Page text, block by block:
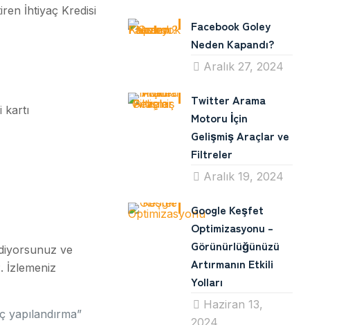
İhtiyaç Kredisi
kartı
ve
İzlemeniz
Facebook Goley
Neden Kapandı?
Aralık 27, 2024
Twitter Arama
Motoru İçin
Gelişmiş Araçlar ve
Filtreler
Aralık 19, 2024
Google Keşfet
Optimizasyonu –
Görünürlüğünüzü
Artırmanın Etkili
Yolları
Haziran 13,
2024